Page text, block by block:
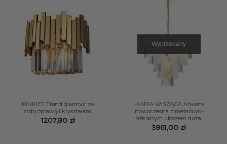
KINKIET Trend glamour ze
złotą oprawą i kryształami
1207,80 zł
Wyprzedany
LAMPA WISZĄCA Arwena
nowoczesna z metalowo-
szklanym kloszem duża
3861,00 zł